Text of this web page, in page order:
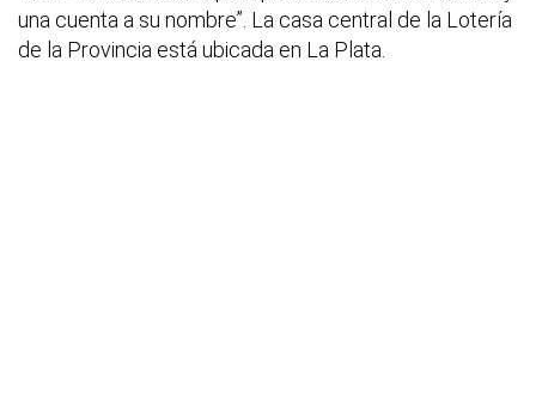
una cuenta a su nombre”. La casa central de la Lotería
de la Provincia está ubicada en La Plata.